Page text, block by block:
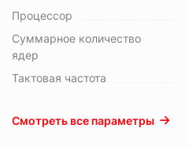
Процессор
Суммарное количество
ядер
Тактовая частота
Смотреть все параметры